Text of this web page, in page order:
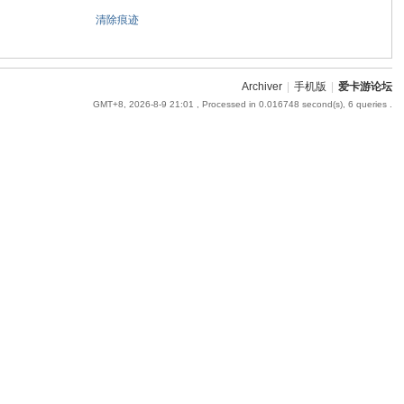
清除痕迹
Archiver 手机版 爱卡游论坛
GMT+8, 2026-8-9 21:01 , Processed in 0.016748 second(s), 6 queries .